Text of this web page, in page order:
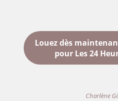
Louez dès
pour Les 24
Charlène